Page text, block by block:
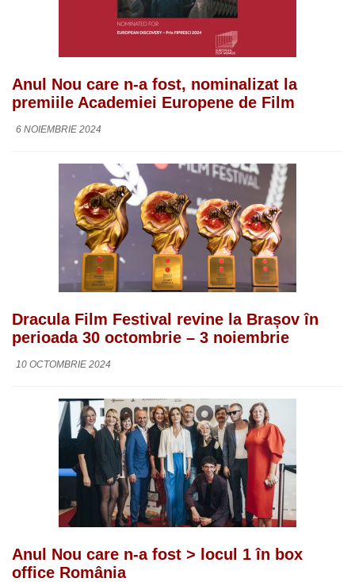
Anul Nou care n-a fost, nominalizat la
premiile Academiei Europene de Film
6 NOIEMBRIE 2024
Dracula Film Festival revine la Brașov în
perioada 30 octombrie – 3 noiembrie
10 OCTOMBRIE 2024
Anul Nou care n-a fost > locul 1 în box
office România